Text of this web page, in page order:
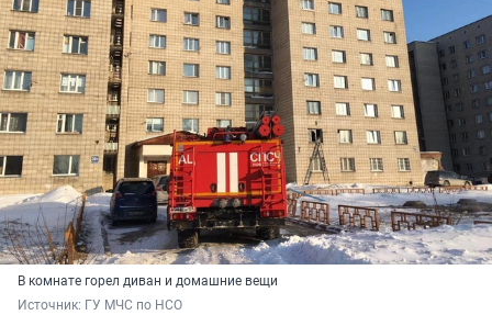
В комнате горел диван и домашние вещи
Источник: ГУ МЧС по НСО